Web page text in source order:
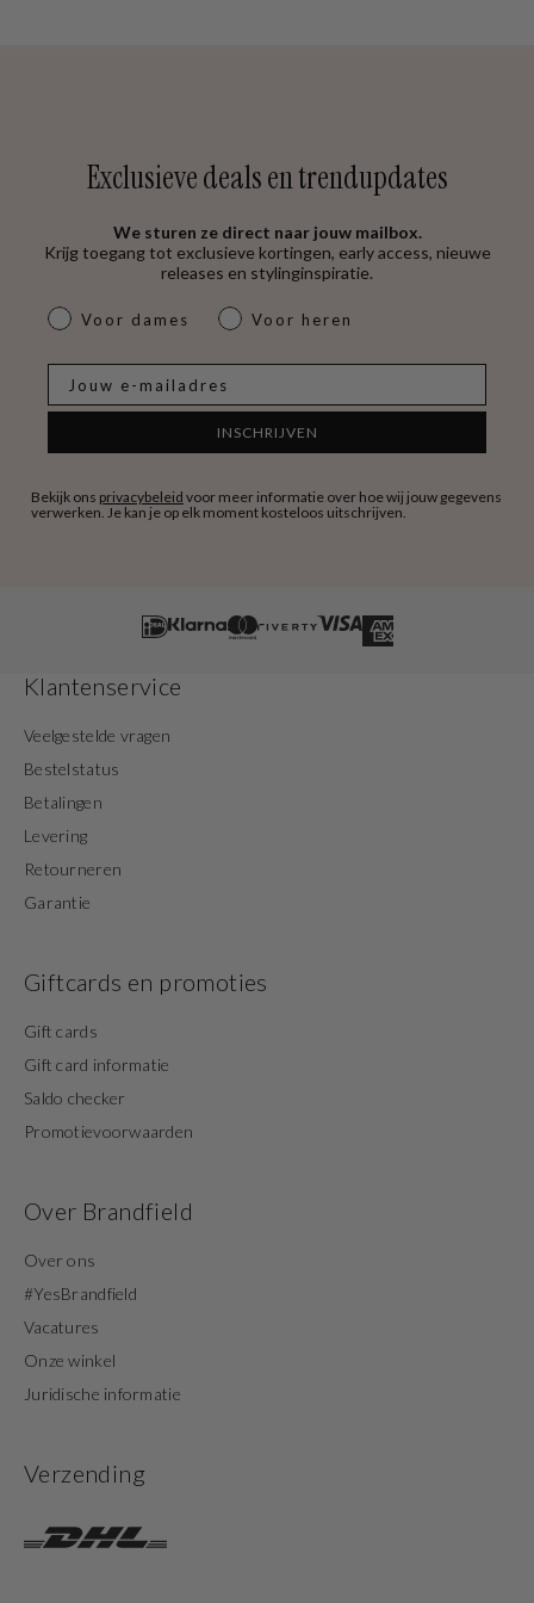
Exclusieve deals en trendupdates
We sturen ze direct naar jouw mailbox.
Krijg toegang tot exclusieve kortingen, early access, nieuwe
releases en stylinginspiratie.
dames & heren
Voor dames Voor heren
INSCHRIJVEN
Bekijk ons privacybeleid voor meer informatie over hoe wij jouw gegevens
verwerken. Je kan je op elk moment kosteloos uitschrijven.
Klantenservice
Veelgestelde vragen
Bestelstatus
Betalingen
Levering
Retourneren
Garantie
Giftcards en promoties
Gift cards
Gift card informatie
Saldo checker
Promotievoorwaarden
Over Brandfield
Over ons
#YesBrandfield
Vacatures
Onze winkel
Juridische informatie
Verzending